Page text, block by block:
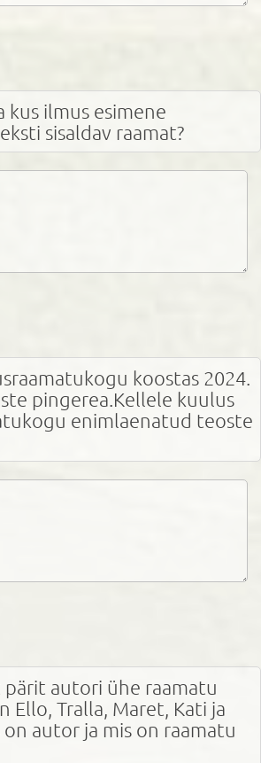
kus ilmus esimene
sisaldav raamat?
koostas 2024.
pingerea.Kellele kuulus
enimlaenatud teoste
pärit autori ühe raamatu
Ello, Tralla, Maret, Kati ja
on autor ja mis on raamatu